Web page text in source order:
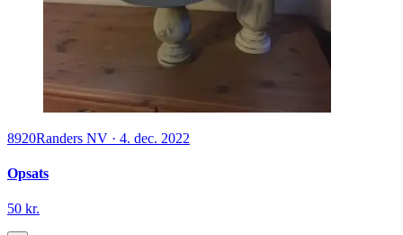
8920Randers NV · 4. dec. 2022
Opsats
50 kr.